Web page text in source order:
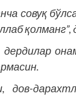
совуқ
қолманг”,